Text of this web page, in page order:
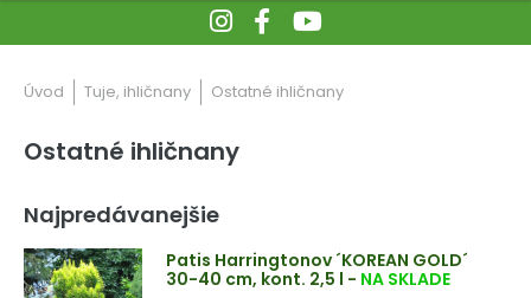
Úvod Tuje, ihličnany Ostatné ihličnany
Ostatné ihličnany
Najpredávanejšie
Patis Harringtonov ´KOREAN GOLD´
30-40 cm, kont. 2,5 l - NA SKLADE